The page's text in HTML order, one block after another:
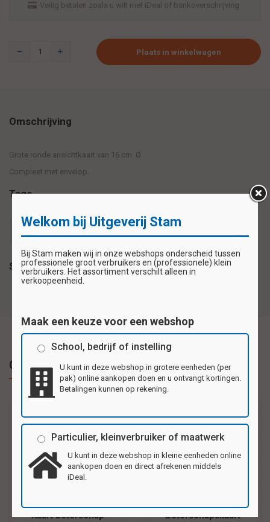
Veilig betalen zoals u wilt met iDeal of bankoverschrijving
Plaats in winkelwagen
Omschrijving
Grote ronde ansichtkaart van 16 cm. Ø
Compleet met envelop.
Tags
Beterschap kaartje zwart-roze
Specificaties
Gerelateerde producten
Kaart beterschap
Beterschapskaart
Welkom bij Uitgeverij Stam
Bij Stam maken wij in onze webshops onderscheid tussen
professionele groot verbruikers en (professionele) klein
verbruikers. Het assortiment verschilt alleen in
verkoopeenheid.
Maak een keuze voor een webshop
School, bedrijf of instelling
U kunt in deze webshop in grotere eenheden (per
pak) online aankopen doen en u ontvangt kortingen.
Betalingen kunnen op rekening.
Particulier, kleinverbruiker of maatwerk
U kunt in deze webshop in kleine eenheden online
aankopen doen en direct afrekenen middels
iDeal.